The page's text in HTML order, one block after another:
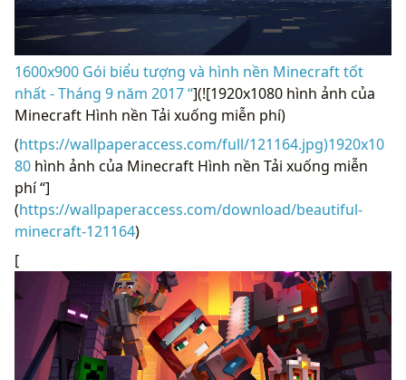
1600x900 Gói biểu tượng và hình nền Minecraft tốt
nhất - Tháng 9 năm 2017 “](![1920x1080 hình ảnh của
Minecraft Hình nền Tải xuống miễn phí)
(https://wallpaperaccess.com/full/121164.jpg)1920x10
80 hình ảnh của Minecraft Hình nền Tải xuống miễn
phí “]
(https://wallpaperaccess.com/download/beautiful-
minecraft-121164)
[